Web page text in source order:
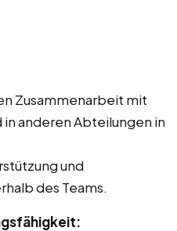
Zusammenarbeit mit
in anderen Abteilungen in
und
des Teams.